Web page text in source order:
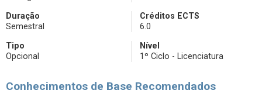
Duração
Semestral
Créditos ECTS
6.0
Tipo
Opcional
Nível
1º Ciclo - Licenciatura
Conhecimentos de Base Recomendados